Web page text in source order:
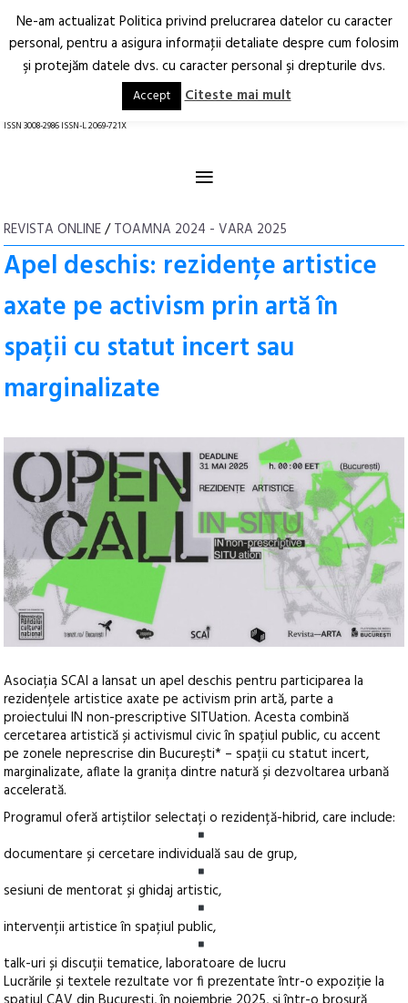
Arhitectură.
Oraș.
RO EN
ISSN 3008-2986 ISSN-L 2069-721X
≡
REVISTA ONLINE/TOAMNA 2024 - VARA 2025
Apel deschis: rezidențe artistice
axate pe activism prin artă în
spații cu statut incert sau
marginalizate
Asociația SCAI a lansat un apel deschis pentru participarea la
rezidențele artistice axate pe activism prin artă, parte a
proiectului IN non-prescriptive SITUation.Acesta combină
cercetarea artistică și activismul civic în spațiul public, cu accent
pe zonele neprescrise din București* – spații cu statut incert,
marginalizate, aflate la granița dintre natură și dezvoltarea urbană
accelerată.
Programul oferă artiștilor selectați o rezidență-hibrid, care include:
documentare și cercetare individuală sau de grup,
sesiuni de mentorat și ghidaj artistic,
intervenții artistice în spațiul public,
talk-uri și discuții tematice, laboratoare de lucru
Lucrările și textele rezultate vor fi prezentate într-o expoziție la
Ne-am actualizat Politica privind prelucrarea datelor cu caracter
personal, pentru a asigura informaţii detaliate despre cum folosim
şi protejăm datele dvs. cu caracter personal şi drepturile dvs.
Accept Citeste mai mult